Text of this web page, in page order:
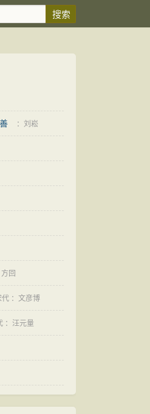
： 刘崧
方回
代 ： 文彦博
： 汪元量